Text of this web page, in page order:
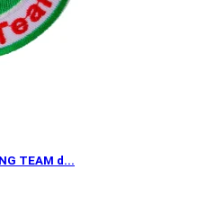
TEAM d...